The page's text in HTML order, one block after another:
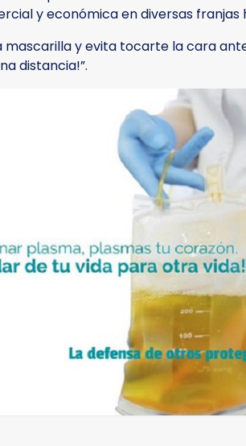
y económica en diversas franjas
mascarilla y evita tocarte la cara
distancia!”.